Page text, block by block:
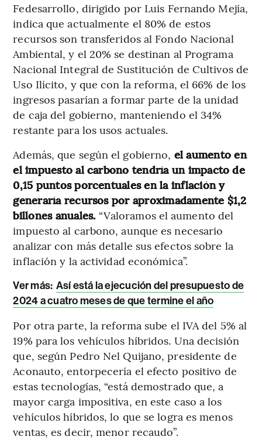
Fedesarrollo, dirigido por Luis Fernando Mejía,
indica que actualmente el 80% de estos
recursos son transferidos al Fondo Nacional
Ambiental, y el 20% se destinan al Programa
Nacional Integral de Sustitución de Cultivos de
Uso Ilícito, y que con la reforma, el 66% de los
ingresos pasarían a formar parte de la unidad
de caja del gobierno, manteniendo el 34%
restante para los usos actuales.
Además, que según el gobierno, el aumento en
el impuesto al carbono tendría un impacto de
0,15 puntos porcentuales en la inflación y
generaría recursos por aproximadamente $1,2
billones anuales. “Valoramos el aumento del
impuesto al carbono, aunque es necesario
analizar con más detalle sus efectos sobre la
inflación y la actividad económica”.
Ver más: Así está la ejecución del presupuesto de
2024 a cuatro meses de que termine el año
Por otra parte, la reforma sube el IVA del 5% al
19% para los vehículos híbridos. Una decisión
que, según Pedro Nel Quijano, presidente de
Aconauto, entorpecería el efecto positivo de
estas tecnologías, “está demostrado que, a
mayor carga impositiva, en este caso a los
vehículos híbridos, lo que se logra es menos
ventas, es decir, menor recaudo”.